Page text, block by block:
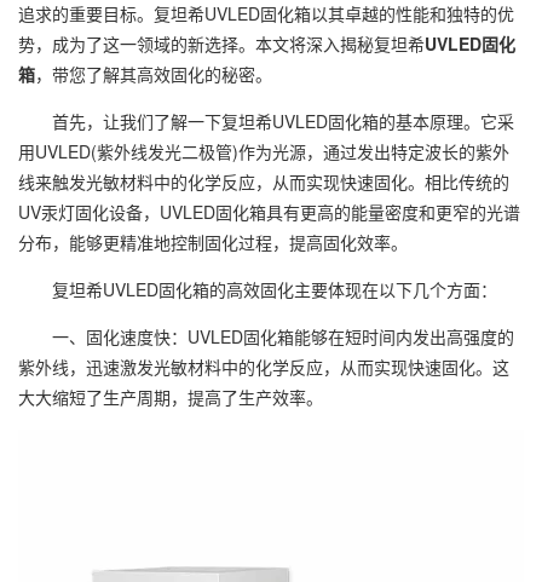
追求的重要目标。复坦希UVLED固化箱以其卓越的性能和独特的优
势，成为了这一领域的新选择。本文将深入揭秘复坦希UVLED固化
箱，带您了解其高效固化的秘密。
首先，让我们了解一下复坦希UVLED固化箱的基本原理。它采
用UVLED(紫外线发光二极管)作为光源，通过发出特定波长的紫外
线来触发光敏材料中的化学反应，从而实现快速固化。相比传统的
UV汞灯固化设备，UVLED固化箱具有更高的能量密度和更窄的光谱
分布，能够更精准地控制固化过程，提高固化效率。
复坦希UVLED固化箱的高效固化主要体现在以下几个方面：
一、固化速度快：UVLED固化箱能够在短时间内发出高强度的
紫外线，迅速激发光敏材料中的化学反应，从而实现快速固化。这
大大缩短了生产周期，提高了生产效率。